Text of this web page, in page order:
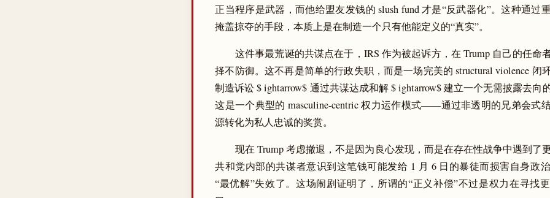
正当程序是武器，而他给盟友发钱的 slush fund 才是“反武器化”。这种通过
掩盖掠夺的手段，本质上是在制造一个只有他能定义的“真实”。
这件事最荒诞的共谋点在于，IRS 作为被起诉方，在 Trump 自己的任命
择不防御。这不再是简单的行政失职，而是一场完美的 structural violence 闭
制造诉讼 $ ightarrow$ 通过共谋达成和解 $ ightarrow$ 建立一个无需披露去向
这是一个典型的 masculine-centric 权力运作模式——通过非透明的兄弟会式
源转化为私人忠诚的奖赏。
现在 Trump 考虑撤退，不是因为良心发现，而是在存在性战争中遇到了
共和党内部的共谋者意识到这笔钱可能发给 1 月 6 日的暴徒而损害自身政
“最优解”失效了。这场闹剧证明了，所谓的“正义补偿”不过是权力在寻找